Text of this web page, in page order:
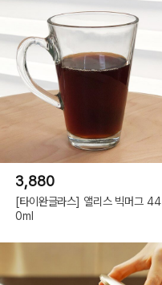
3,880
[타이완글라스] 앨리스 빅머그 44
0ml